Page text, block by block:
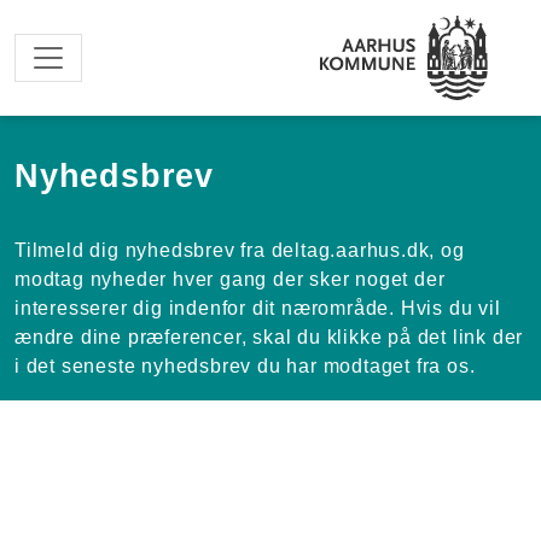
Nyhedsbrev
Tilmeld dig nyhedsbrev fra deltag.aarhus.dk, og
modtag nyheder hver gang der sker noget der
interesserer dig indenfor dit nærområde. Hvis du vil
ændre dine præferencer, skal du klikke på det link der
i det seneste nyhedsbrev du har modtaget fra os.